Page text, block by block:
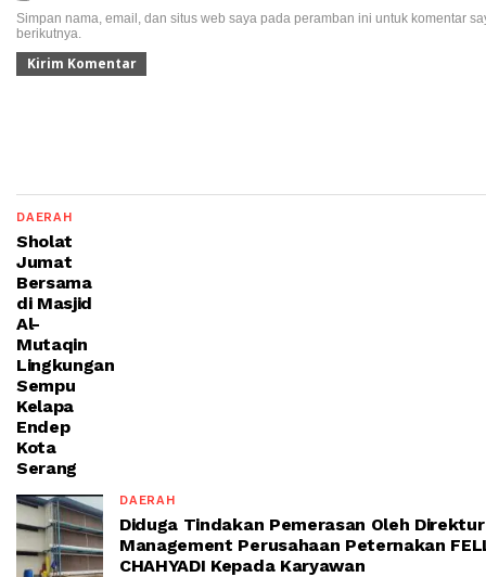
Simpan nama, email, dan situs web saya pada peramban ini untuk komentar
berikutnya.
DAERAH
Sholat
Jumat
Bersama
di Masjid
Al-
Mutaqin
Lingkungan
Sempu
Kelapa
Endep
Kota
Serang
DAERAH
Diduga Tindakan Pemerasan Oleh
Management Perusahaan Peternakan
CHAHYADI Kepada Karyawan